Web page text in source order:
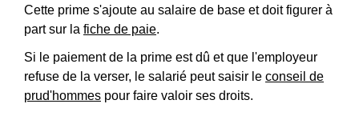
Cette prime s'ajoute au salaire de base et doit figurer à
part sur la fiche de paie.
Si le paiement de la prime est dû et que l'employeur
refuse de la verser, le salarié peut saisir le conseil de
prud'hommes pour faire valoir ses droits.